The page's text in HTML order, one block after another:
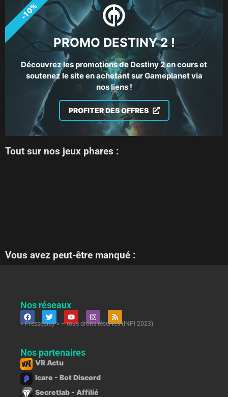
PROMO DESTINY 2 !
Découvrez les promotions de Destiny 2 en cours et
soutenez le site en achetant sur Gameplanet via
nos liens !
PROFITER DES OFFRES
-10%
Tout sur nos jeux phares :
Vous avez peut-être manqué :
Nos réseaux
« Presseplay » – tous droits réservés (INPI 2023)
Nos partenaires
VR Actu
Icare - Bot Discord
Secretlab - Affilié